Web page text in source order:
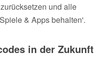
und alle
& Apps behalten'.
in der Zukunft